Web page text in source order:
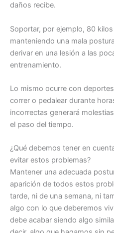
daños recibe.
Soportar, por ejemplo, 80
manteniendo una mala
derivar en una lesión a las
entrenamiento.
Lo mismo ocurre con
correr o pedalear durante
incorrectas generará
el paso del tiempo.
¿Qué debemos tener en
evitar estos problemas?
Mantener una adecuada
aparición de todos estos
tarde, ni de una semana, ni
algo con lo que deberemos
debe acabar siendo algo